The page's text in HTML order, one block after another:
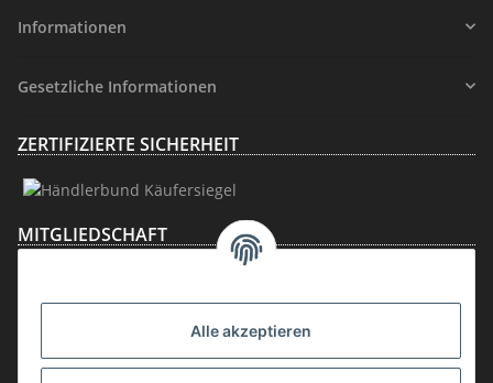
Alle akzeptieren
Informationen
Gesetzliche Informationen
ZERTIFIZIERTE SICHERHEIT
MITGLIEDSCHAFT